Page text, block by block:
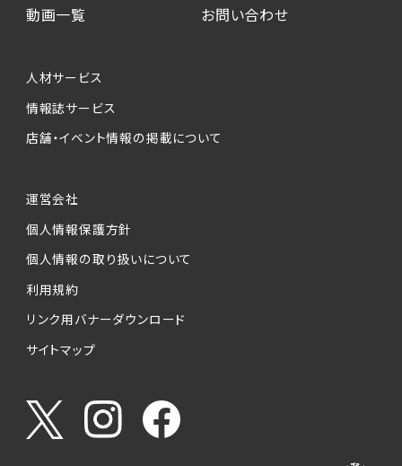
動画一覧
お問い合わせ
人材サービス
情報誌サービス
店舗・イベント情報の掲載について
運営会社
個人情報保護方針
個人情報の取り扱いについて
利用規約
リンク用バナーダウンロード
サイトマップ